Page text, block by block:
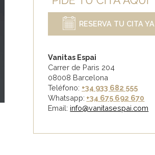
RESERVA TU CITA YA
Vanitas Espai
Carrer de Paris 204
08008 Barcelona
Teléfono: +34 933 682 555
Whatsapp: +34 675 692 670
Email: info@vanitasespai.com